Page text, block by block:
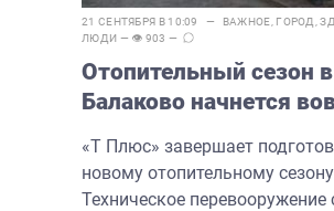
21 СЕНТЯБРЯ В 10:09 — ВАЖНОЕ ГОРОД ,
ЛЮДИ — 👁 903 —
Отопительный сезон в
Балаково начнется
«Т Плюс» завершает
новому отопительному
Техническое перевооружение